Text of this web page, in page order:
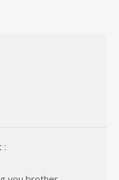
: